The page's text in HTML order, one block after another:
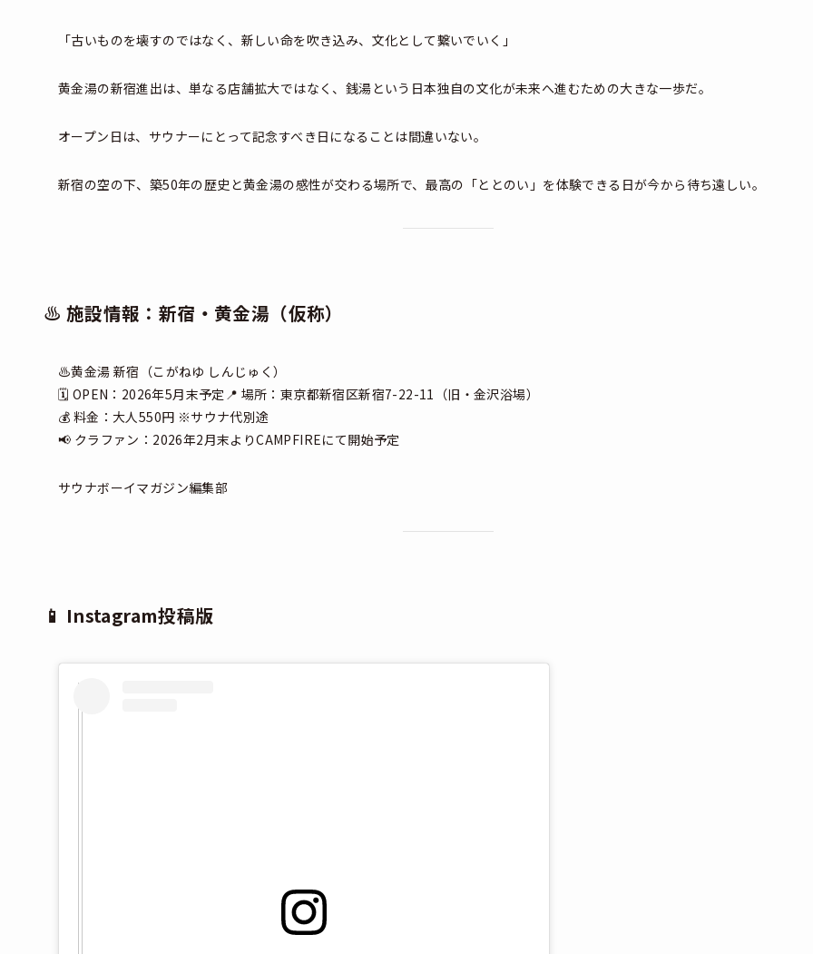
「古いものを壊すのではなく、新しい命を吹き込み、文化として繋いでいく」
黄金湯の新宿進出は、単なる店舗拡大ではなく、銭湯という日本独自の文化が未来へ進むための大きな一歩だ。
オープン日は、サウナーにとって記念すべき日になることは間違いない。
新宿の空の下、築50年の歴史と黄金湯の感性が交わる場所で、最高の「ととのい」を体験できる日が今から待ち遠しい。
♨️ 施設情報：新宿・黄金湯（仮称）
♨️黄金湯 新宿（こがねゆ しんじゅく）
🗓 OPEN：2026年5月末予定📍 場所：東京都新宿区新宿7-22-11（旧・金沢浴場）
💰 料金：大人550円 ※サウナ代別途
📢 クラファン：2026年2月末よりCAMPFIREにて開始予定
サウナボーイマガジン編集部
📱 Instagram投稿版